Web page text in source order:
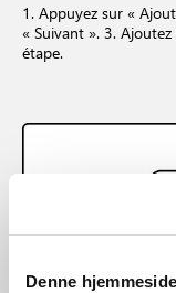
Denne
1. Appuyez sur «
« Suivant ». 3.
étape.